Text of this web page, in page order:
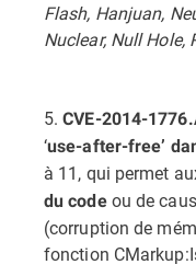
Flash, Hanjuan,
Nuclear, Null Hole,
5.CVE-2014-
‘use-after-free’
à 11, qui permet
du code ou de
(corruption de
fonction